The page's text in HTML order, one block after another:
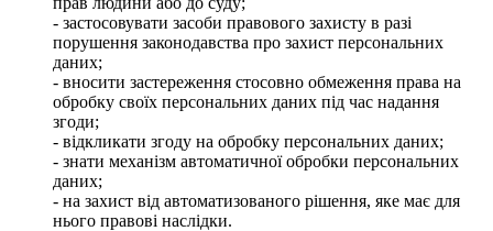
- застосовувати засоби правового захисту в разі
порушення законодавства про захист персональних
даних;
- вносити застереження стосовно обмеження права на
обробку своїх персональних даних під час надання
згоди;
- відкликати згоду на обробку персональних даних;
- знати механізм автоматичної обробки персональних
даних;
- на захист від автоматизованого рішення, яке має для
нього правові наслідки.